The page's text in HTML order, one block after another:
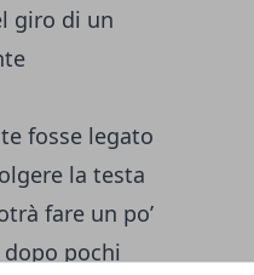
giro di un
fosse legato
la testa
fare un po’
pochi